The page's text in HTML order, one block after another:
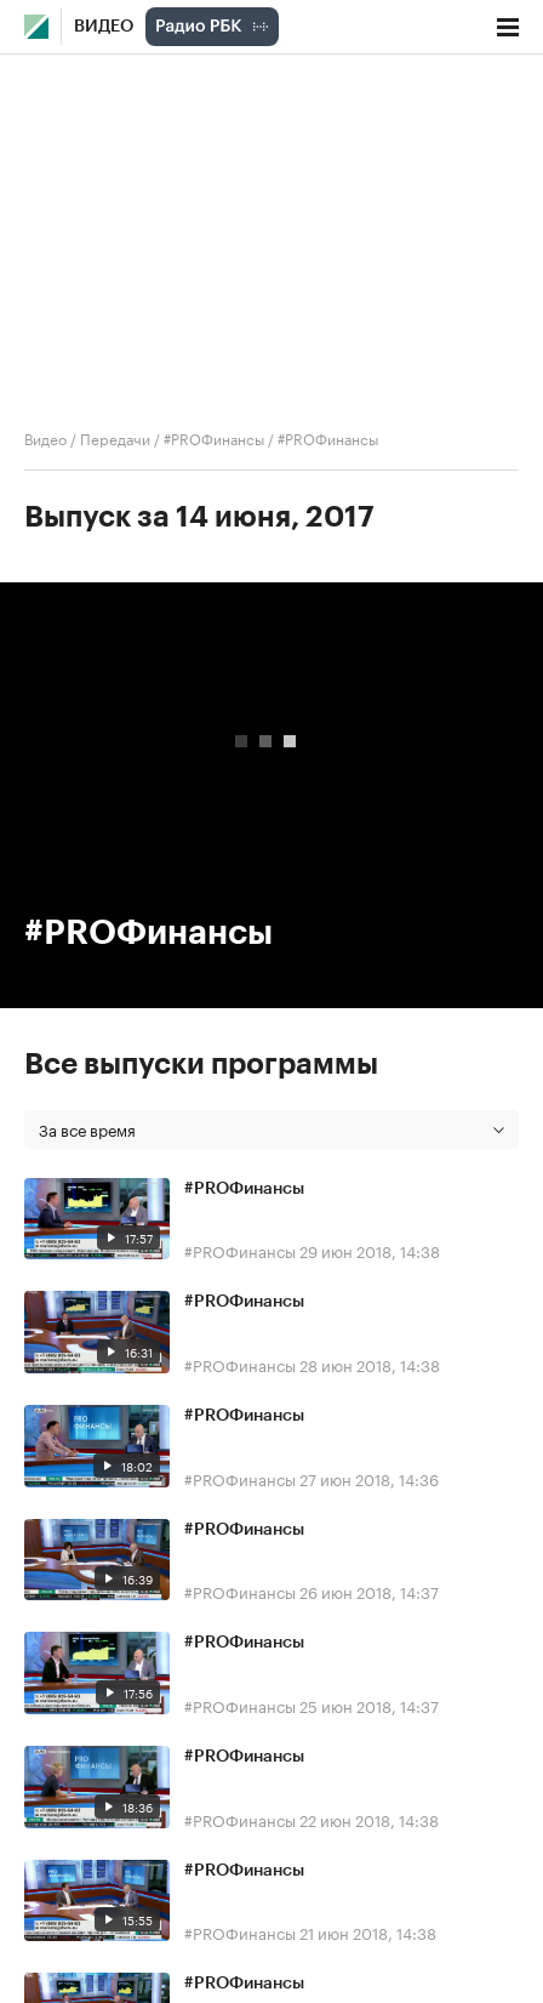
ВИДЕО
Видео / Передачи /#PROФинансы /#PROФинансы
Выпуск за 14 июня, 2017
#PROФинансы
Все выпуски программы
За все время
17:57
#PROФинансы
#PROФинансы 29 июн 2018, 14:38
16:31
#PROФинансы
#PROФинансы 28 июн 2018, 14:38
18:02
#PROФинансы
#PROФинансы 27 июн 2018, 14:36
16:39
#PROФинансы
#PROФинансы 26 июн 2018, 14:37
17:56
#PROФинансы
#PROФинансы 25 июн 2018, 14:37
18:36
#PROФинансы
#PROФинансы 22 июн 2018, 14:38
15:55
#PROФинансы
#PROФинансы 21 июн 2018, 14:38
#PROФинансы